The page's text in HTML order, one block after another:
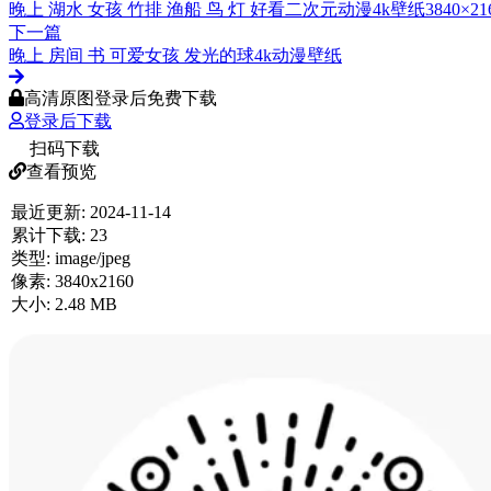
晚上 湖水 女孩 竹排 渔船 鸟 灯 好看二次元动漫4k壁纸
下一篇
晚上 房间 书 可爱女孩 发光的球4k动漫壁纸
高清原图登录后免费下载
登录后下载
扫码下载
查看预览
最近更新: 2024-11-14
累计下载: 23
类型: image/jpeg
像素: 3840x2160
大小: 2.48 MB